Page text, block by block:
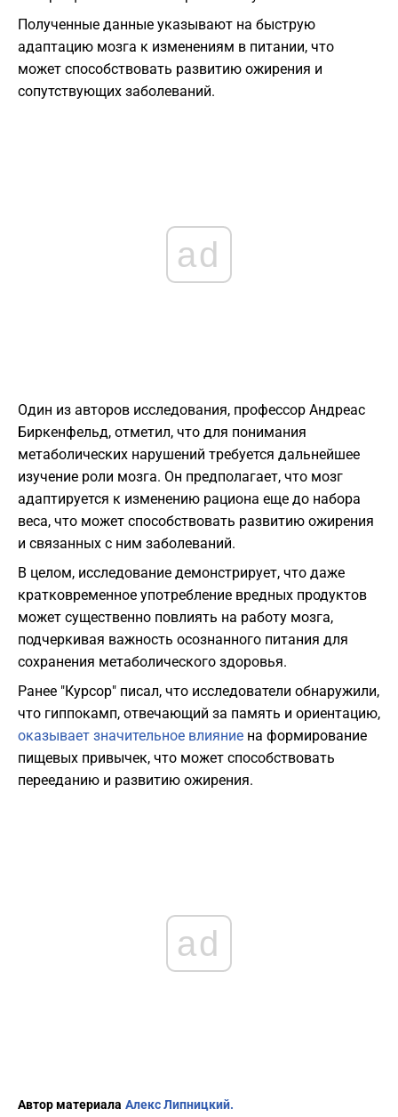
Полученные данные указывают на быструю
адаптацию мозга к изменениям в питании, что
может способствовать развитию ожирения и
сопутствующих заболеваний.
ad
Один из авторов исследования, профессор Андреас
Биркенфельд, отметил, что для понимания
метаболических нарушений требуется дальнейшее
изучение роли мозга. Он предполагает, что мозг
адаптируется к изменению рациона еще до набора
веса, что может способствовать развитию ожирения
и связанных с ним заболеваний.
В целом, исследование демонстрирует, что даже
кратковременное употребление вредных продуктов
может существенно повлиять на работу мозга,
подчеркивая важность осознанного питания для
сохранения метаболического здоровья.
Ранее "Курсор" писал, что исследователи обнаружили,
что гиппокамп, отвечающий за память и ориентацию,
оказывает значительное влияние на формирование
пищевых привычек, что может способствовать
перееданию и развитию ожирения.
ad
Автор материала Алекс Липницкий.